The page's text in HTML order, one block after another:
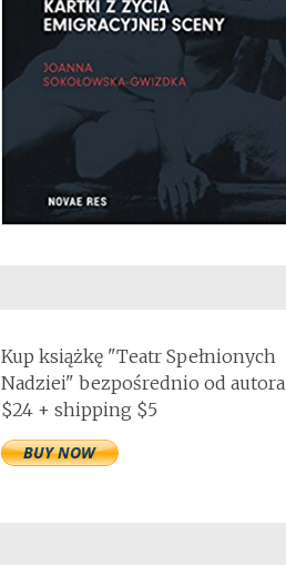
Kup książkę "Teatr Spełnionych
Nadziei" bezpośrednio od autora
$24 + shipping $5